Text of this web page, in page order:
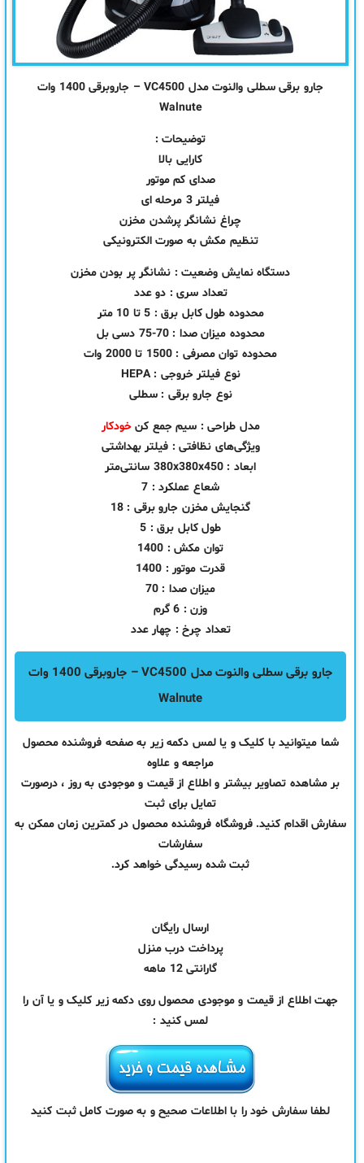
جارو برقی سطلی والنوت مدل VC4500 – جاروبرقی 1400 وات
Walnute
توضیحات :
کارایی بالا
صدای کم موتور
فیلتر 3 مرحله ای
چراغ نشانگر پرشدن مخزن
تنظیم مکش به صورت الکترونیکی
دستگاه نمایش وضعیت : نشانگر پر بودن مخزن
تعداد سری : دو عدد
محدوده طول کابل برق : 5 تا 10 متر
محدوده میزان صدا : 70-75 دسی بل
محدوده توان مصرفی : 1500 تا 2000 وات
نوع فیلتر خروجی : HEPA
نوع جارو برقی : سطلی
مدل طراحی : سیم جمع کنخودکار
ویژگی‌های نظافتی : فیلتر بهداشتی
ابعاد : 380x380x450 سانتی‌متر
شعاع عملکرد : 7
گنجایش مخزن جارو برقی : 18
طول کابل برق : 5
توان مکش : 1400
قدرت موتور : 1400
میزان صدا : 70
وزن : 6 گرم
تعداد چرخ : چهار عدد
جارو برقی سطلی والنوت مدل VC4500 – جاروبرقی 1400 وات
Walnute
شما میتوانید با کلیک و یا لمس دکمه زیر به صفحه فروشنده محصول
مراجعه و علاوه
بر مشاهده تصاویر بیشتر و اطلاع از قیمت و موجودی به روز ، درصورت
تمایل برای ثبت
سفارش اقدام کنید. فروشگاه فروشنده محصول در کمترین زمان ممکن به
سفارشات
ثبت شده رسیدگی خواهد کرد.
ارسال رایگان
پرداخت درب منزل
گارانتی 12 ماهه
جهت اطلاع از قیمت و موجودی محصول روی دکمه زیر کلیک و یا آن را
لمس کنید :
لطفا سفارش خود را با اطلاعات صحیح و به صورت کامل ثبت کنید